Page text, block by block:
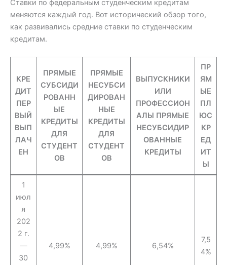
Ставки по федеральным студенческим кредитам
меняются каждый год. Вот исторический обзор того,
как развивались средние ставки по студенческим
кредитам.
КРЕ
ДИТ
ПЕР
ВЫЙ
ВЫП
ЛАЧ
ЕН
ПРЯМЫЕ
СУБСИДИ
РОВАНН
ЫЕ
КРЕДИТЫ
ДЛЯ
СТУДЕНТ
ОВ
ПРЯМЫЕ
НЕСУБСИ
ДИРОВАН
НЫЕ
КРЕДИТЫ
ДЛЯ
СТУДЕНТ
ОВ
ВЫПУСКНИКИ
ИЛИ
ПРОФЕССИОН
АЛЫ ПРЯМЫЕ
НЕСУБСИДИР
ОВАННЫЕ
КРЕДИТЫ
ПР
ЯМ
ЫЕ
ПЛ
ЮС
КР
ЕД
ИТ
Ы
1
июл
я
202
2 г.
—
30
4,99% 4,99% 6,54%
7,5
4%